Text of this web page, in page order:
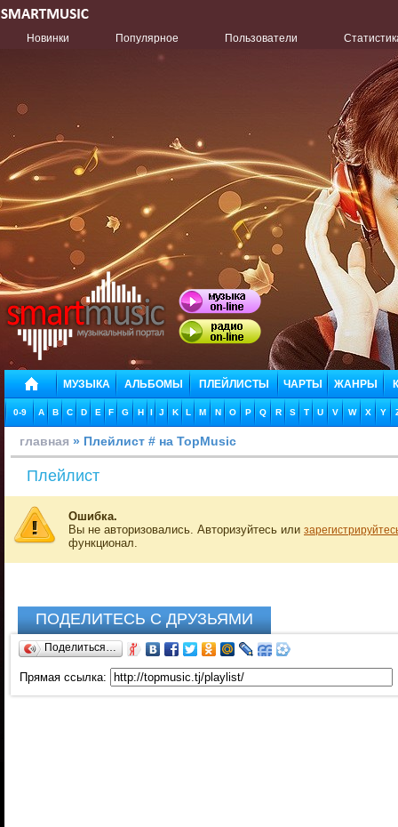
Новинки Популярное Пользователи
МУЗЫКА АЛЬБОМЫ ПЛЕЙЛИСТЫ ЧАРТЫ ЖАНРЫ
0-9 A B C D E F G H I J K L M N O P Q R S T U V W X Y
главная » Плейлист # на TopMusic
Плейлист
Ошибка.
Вы не авторизовались. Авторизуйтесь или
функционал.
ПОДЕЛИТЕСЬ С ДРУЗЬЯМИ
Поделиться…
Прямая ссылка: